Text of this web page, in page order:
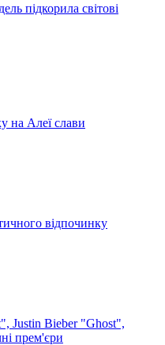
підкорила світові
на Алеї слави
відпочинку
Justin Bieber "Ghost",
прем'єри